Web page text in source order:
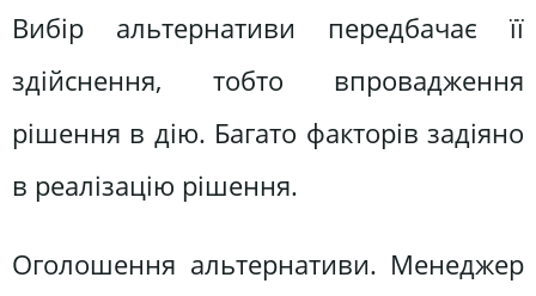
Вибір альтернативи передбачає її
здійснення, тобто впровадження
рішення в дію. Багато факторів задіяно
в реалізацію рішення.
Оголошення альтернативи. Менеджер